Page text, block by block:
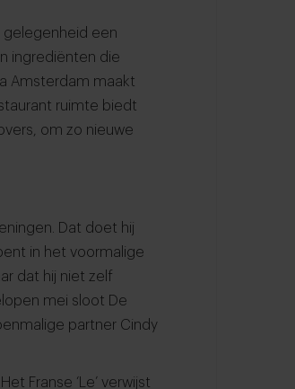
gelegenheid een
ingrediënten die
Amsterdam maakt
ruimte biedt
om zo nieuwe
Dat doet hij
in het voormalige
dat hij niet zelf
mei sloot De
partner Cindy
Franse ‘Le’ verwijst